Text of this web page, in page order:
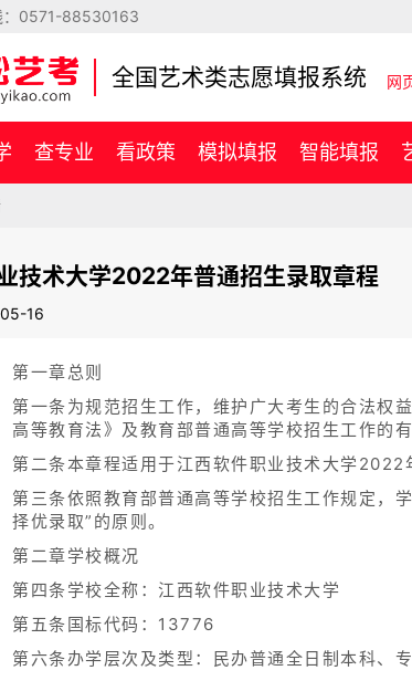
0571-88530163
全国艺术类志愿填报系统 网
查专业 看政策 模拟填报 智能填报
技术大学2022年普通招生录取章程
16
第一章总则
第一条为规范招生工作，维护广大考生的合法权
高等教育法》及教育部普通高等学校招生工作的
第二条本章程适用于江西软件职业技术大学2022
第三条依照教育部普通高等学校招生工作规定，
择优录取”的原则。
第二章学校概况
第四条学校全称：江西软件职业技术大学
第五条国标代码：13776
第六条办学层次及类型：民办普通全日制本科、